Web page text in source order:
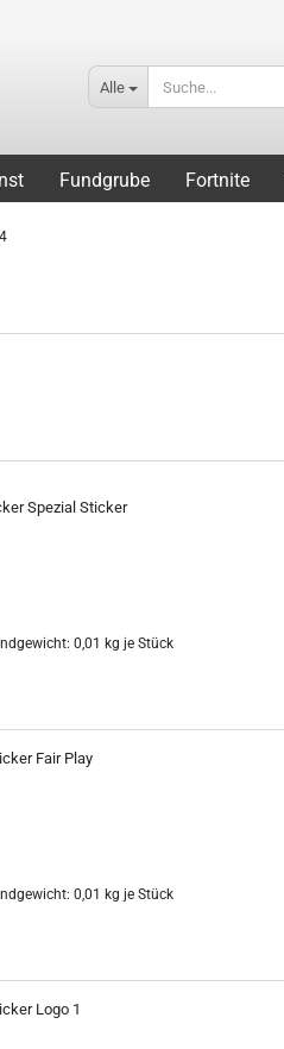
Alle
Fundgrube Fortnite
Spezial Sticker
0,01 kg je Stück
Fair Play
0,01 kg je Stück
Logo 1